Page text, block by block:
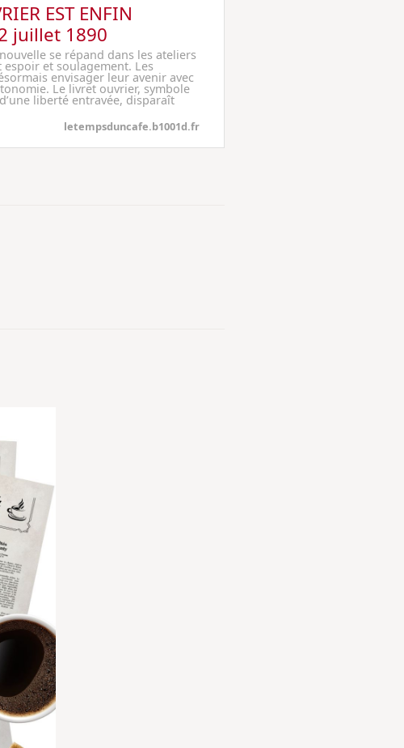
EST ENFIN
juillet 1890
se répand dans les ateliers
espoir et soulagement. Les
envisager leur avenir avec
Le livret ouvrier, symbole
liberté entravée, disparaît
letempsduncafe.b1001d.fr